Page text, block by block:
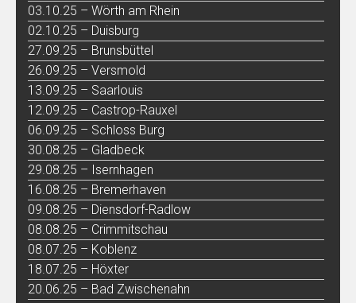
03.10.25 – Wörth am Rhein
02.10.25 – Duisburg
27.09.25 – Brunsbüttel
26.09.25 – Versmold
13.09.25 – Saarlouis
12.09.25 – Castrop-Rauxel
06.09.25 – Schloss Burg
30.08.25 – Gladbeck
29.08.25 – Isernhagen
16.08.25 – Bremerhaven
09.08.25 – Diensdorf-Radlow
08.08.25 – Crimmitschau
08.07.25 – Koblenz
18.07.25 – Höxter
20.06.25 – Bad Zwischenahn